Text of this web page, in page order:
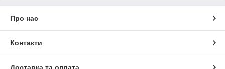
Про нас
Контакти